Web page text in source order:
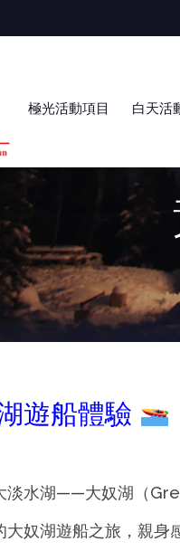
極光活動項目 白天活
遊船體驗
淡水湖——大奴湖（
奴湖遊船之旅，親身